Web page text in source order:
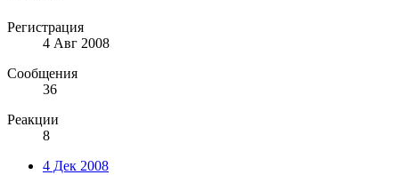
Регистрация
4 Авг 2008
Сообщения
36
Реакции
8
4 Дек 2008